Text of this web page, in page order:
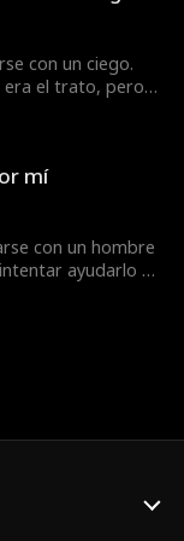
el artefacto
la verdadera cara
tampoco es un
con un ciego.
era el trato, pero
mí
con un hombre
ayudarlo a